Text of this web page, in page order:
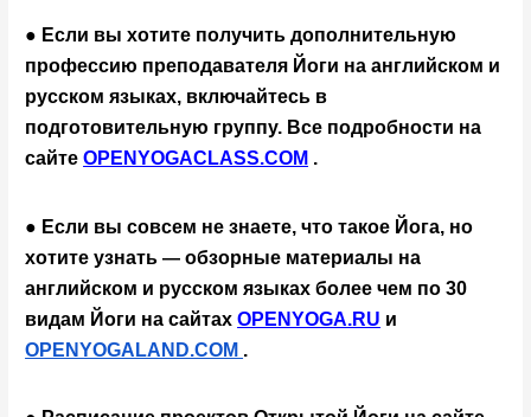
● Если вы хотите получить дополнительную
профессию преподавателя Йоги на английском и
русском языках, включайтесь в
подготовительную группу. Все подробности на
сайте OPENYOGACLASS.COM .
● Если вы совсем не знаете, что такое Йога, но
хотите узнать — обзорные материалы на
английском и русском языках более чем по 30
видам Йоги на сайтах OPENYOGA.RU
OPENYOGALAND.COM .